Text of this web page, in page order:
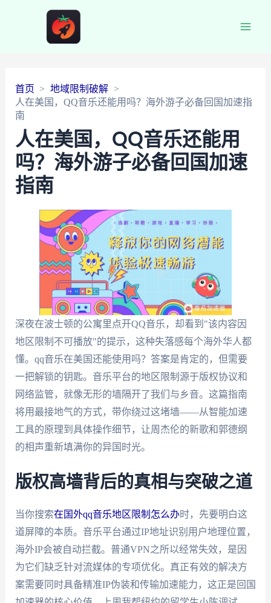
首页
地域限制破解
人在美国，QQ音乐还能用吗？海外游子必备回国加速指
南
人在美国，QQ音乐还能用
吗？海外游子必备回国加速
指南
深夜在波士顿的公寓里点开QQ音乐，却看到"该内容因
地区限制不可播放"的提示，这种失落感每个海外华人都
懂。qq音乐在美国还能使用吗？答案是肯定的，但需要
一把解锁的钥匙。音乐平台的地区限制源于版权协议和
网络监管，就像无形的墙隔开了我们与乡音。这篇指南
将用最接地气的方式，带你绕过这堵墙——从智能加速
工具的原理到具体操作细节，让周杰伦的新歌和郭德纲
的相声重新填满你的异国时光。
版权高墙背后的真相与突破之道
当你搜索在国外qq音乐地区限制怎么办时，先要明白这
道屏障的本质。音乐平台通过IP地址识别用户地理位置，
海外IP会被自动拦截。普通VPN之所以经常失效，是因
为它们缺乏针对流媒体的专项优化。真正有效的解决方
案需要同时具备精准IP伪装和传输加速能力，这正是回国